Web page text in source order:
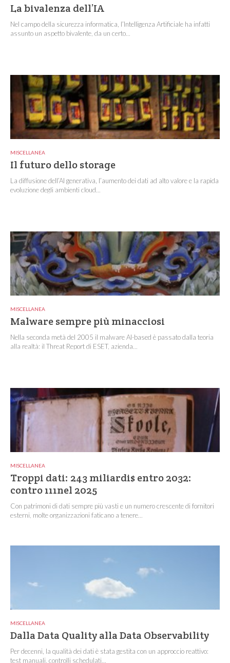
La bivalenza dell’IA
Nel campo della sicurezza informatica, l’Intelligenza Artificiale ha infatti
assunto un aspetto bivalente, da un certo...
MISCELLANEA
Il futuro dello storage
La diffusione dell’AI generativa, l’aumento dei dati ad alto valore e la rapida
evoluzione degli ambienti cloud...
MISCELLANEA
Malware sempre più minacciosi
Nella seconda metà del 2005 il malware AI-based è passato dalla teoria
alla realtà: il Threat Report di ESET, azienda...
MISCELLANEA
Troppi dati: 243 miliardi$ entro 2032:
contro 111nel 2025
Con patrimoni di dati sempre più vasti e un numero crescente di fornitori
esterni, molte organizzazioni faticano a tenere...
MISCELLANEA
Dalla Data Quality alla Data Observability
Per decenni, la qualità dei dati è stata gestita con un approccio reattivo:
test manuali, controlli schedulati...